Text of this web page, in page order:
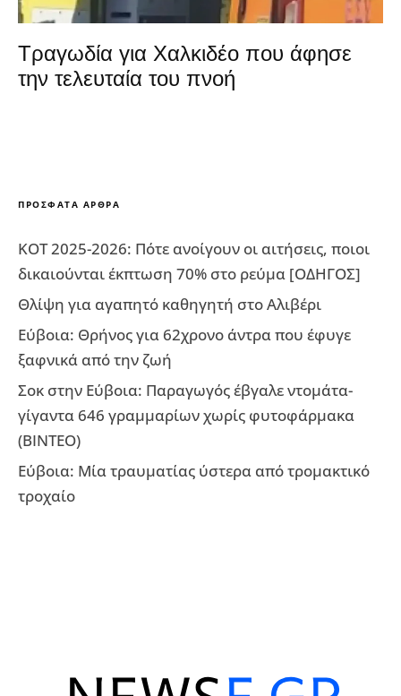
Τραγωδία για Χαλκιδέο που άφησε
την τελευταία του πνοή
ΠΡΌΣΦΑΤΑ ΆΡΘΡΑ
ΚΟΤ 2025-2026: Πότε ανοίγουν οι αιτήσεις, ποιοι
δικαιούνται έκπτωση 70% στο ρεύμα [ΟΔΗΓΟΣ]
Θλίψη για αγαπητό καθηγητή στο Αλιβέρι
Εύβοια: Θρήνος για 62χρονο άντρα που έφυγε
ξαφνικά από την ζωή
Σοκ στην Εύβοια: Παραγωγός έβγαλε ντομάτα-
γίγαντα 646 γραμμαρίων χωρίς φυτοφάρμακα
(ΒΙΝΤΕΟ)
Εύβοια: Μία τραυματίας ύστερα από τρομακτικό
τροχαίο